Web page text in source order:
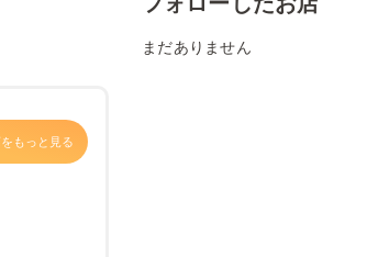
もっと見る
まだありません